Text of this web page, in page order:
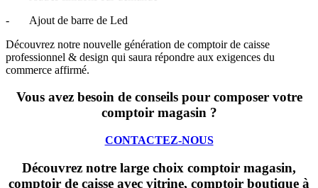
- Ajout de barre de Led
Découvrez notre nouvelle génération de comptoir de caisse
professionnel & design qui saura répondre aux exigences du
commerce affirmé.
Vous avez besoin de conseils pour composer votre
comptoir magasin ?
CONTACTEZ-NOUS
Découvrez notre large choix comptoir magasin,
comptoir de caisse avec vitrine, comptoir boutique à